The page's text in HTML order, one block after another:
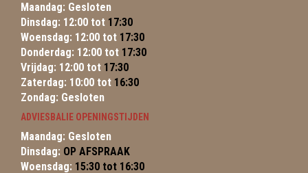
Maandag: Gesloten
Dinsdag: 12:00 tot 17:30
Woensdag: 12:00 tot 17:30
Donderdag: 12:00 tot 17:30
Vrijdag: 12:00 tot 17:30
Zaterdag: 10:00 tot 16:30
Zondag: Gesloten
ADVIESBALIE OPENINGSTIJDEN
Maandag: Gesloten
Dinsdag: OP AFSPRAAK
Woensdag: 15:30 tot 16:30